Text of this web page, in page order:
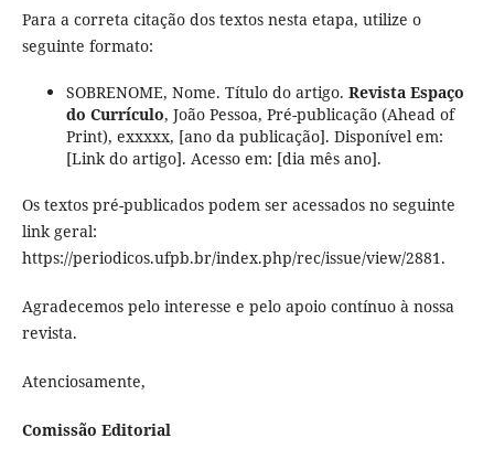
Para a correta citação dos textos nesta etapa, utilize o
seguinte formato:
SOBRENOME, Nome. Título do artigo. Revista Espaço
do Currículo, João Pessoa, Pré-publicação (Ahead of
Print), exxxxx, [ano da publicação]. Disponível em:
[Link do artigo]. Acesso em: [dia mês ano].
Os textos pré-publicados podem ser acessados no seguinte
link geral:
https://periodicos.ufpb.br/index.php/rec/issue/view/2881.
Agradecemos pelo interesse e pelo apoio contínuo à nossa
revista.
Atenciosamente,
Comissão Editorial